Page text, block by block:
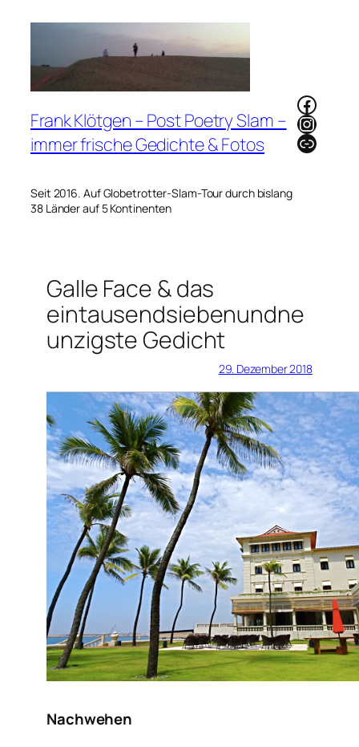
Frank Klötgen – Post Poetry Slam –
immer frische Gedichte & Fotos
Seit 2016. Auf Globetrotter-Slam-Tour durch bislang
38 Länder auf 5 Kontinenten
Link
Galle Face & das
eintausendsiebenundne
unzigste Gedicht
29. Dezember 2018
Nachwehen